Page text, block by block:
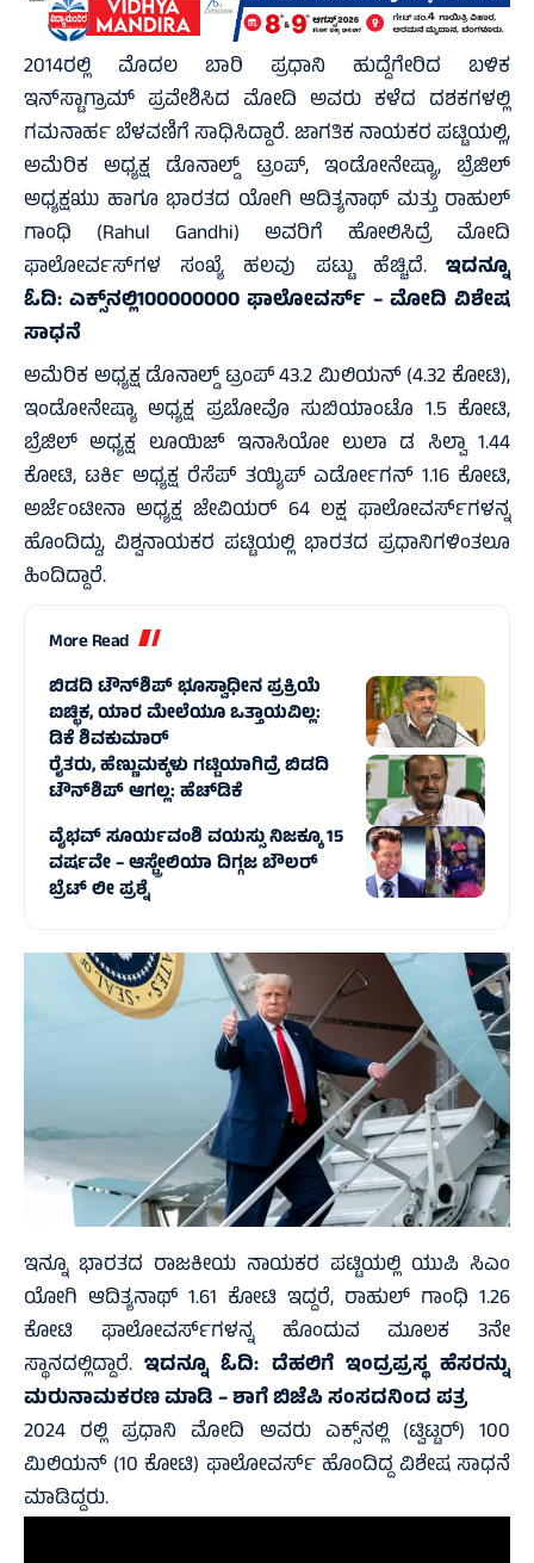
2014ರಲ್ಲಿ ಮೊದಲ ಬಾರಿ ಪ್ರಧಾನಿ ಹುದ್ದೆಗೇರಿದ ಬಳಿಕ
ಇನ್‌ಸ್ಟಾಗ್ರಾಮ್‌ ಪ್ರವೇಶಿಸಿದ ಮೋದಿ ಅವರು ಕಳೆದ ದಶಕಗಳಲ್ಲಿ
ಗಮನಾರ್ಹ ಬೆಳವಣಿಗೆ ಸಾಧಿಸಿದ್ದಾರೆ. ಜಾಗತಿಕ ನಾಯಕರ ಪಟ್ಟಿಯಲ್ಲಿ,
ಅಮೆರಿಕ ಅಧ್ಯಕ್ಷ ಡೊನಾಲ್ಡ್‌ ಟ್ರಂಪ್‌, ಇಂಡೋನೇಷ್ಯಾ, ಬ್ರೆಜಿಲ್‌
ಅಧ್ಯಕ್ಷಋು ಹಾಗೂ ಭಾರತದ ಯೋಗಿ ಆದಿತ್ಯನಾಥ್‌ ಮತ್ತು ರಾಹುಲ್‌
ಗಾಂಧಿ (Rahul Gandhi) ಅವರಿಗೆ ಹೋಲಿಸಿದ್ರೆ ಮೋದಿ
ಫಾಲೋರ್ವಸ್‌ಗಳ ಸಂಖ್ಯೆ ಹಲವು ಪಟ್ಟು ಹೆಚ್ಚಿದೆ. ಇದನ್ನೂ
ಓದಿ:ಎಕ್ಸ್‌ನಲ್ಲಿ100000000 ಫಾಲೋವರ್ಸ್‌ – ಮೋದಿ ವಿಶೇಷ
ಸಾಧನೆ
ಅಮೆರಿಕ ಅಧ್ಯಕ್ಷ ಡೊನಾಲ್ಡ್‌ ಟ್ರಂಪ್‌ 43.2 ಮಿಲಿಯನ್ (4.32 ಕೋಟಿ),
ಇಂಡೋನೇಷ್ಯಾ ಅಧ್ಯಕ್ಷ ಪ್ರಬೋವೊ ಸುಬಿಯಾಂಟೊ 1.5 ಕೋಟಿ,
ಬ್ರೆಜಿಲ್‌ ಅಧ್ಯಕ್ಷ ಲೂಯಿಜ್‌ ಇನಾಸಿಯೋ ಲುಲಾ ಡ ಸಿಲ್ವಾ 1.44
ಕೋಟಿ, ಟರ್ಕಿ ಅಧ್ಯಕ್ಷ ರೆಸೆಪ್‌ ತಯ್ಯಿಪ್‌ ಎರ್ಡೋಗನ್‌ 1.16 ಕೋಟಿ,
ಅರ್ಜೆಂಟೀನಾ ಅಧ್ಯಕ್ಷ ಜೇವಿಯರ್‌ 64 ಲಕ್ಷ ಫಾಲೋವರ್ಸ್‌ಗಳನ್ನ
ಹೊಂದಿದ್ದು, ವಿಶ್ವನಾಯಕರ ಪಟ್ಟಿಯಲ್ಲಿ ಭಾರತದ ಪ್ರಧಾನಿಗಳಿಂತಲೂ
ಹಿಂದಿದ್ದಾರೆ.
More Read
ಬಿಡದಿ ಟೌನ್‌ಶಿಪ್‌ ಭೂಸ್ವಾಧೀನ ಪ್ರಕ್ರಿಯೆ
ಐಚ್ಛಿಕ, ಯಾರ ಮೇಲೆಯೂ ಒತ್ತಾಯವಿಲ್ಲ:
ಡಿಕೆ ಶಿವಕುಮಾರ್‌
ರೈತರು, ಹೆಣ್ಣುಮಕ್ಕಳು ಗಟ್ಟಿಯಾಗಿದ್ರೆ ಬಿಡದಿ
ಟೌನ್‌ಶಿಪ್ ಆಗಲ್ಲ: ಹೆಚ್‌ಡಿಕೆ
ವೈಭವ್ ಸೂರ್ಯವಂಶಿ ವಯಸ್ಸು ನಿಜಕ್ಕೂ 15
ವರ್ಷವೇ – ಆಸ್ಟ್ರೇಲಿಯಾ ದಿಗ್ಗಜ ಬೌಲರ್
ಬ್ರೆಟ್ ಲೀ ಪ್ರಶ್ನೆ
ಇನ್ನೂ ಭಾರತದ ರಾಜಕೀಯ ನಾಯಕರ ಪಟ್ಟಿಯಲ್ಲಿ ಯುಪಿ ಸಿಎಂ
ಯೋಗಿ ಆದಿತ್ಯನಾಥ್‌ 1.61 ಕೋಟಿ ಇದ್ದರೆ, ರಾಹುಲ್‌ ಗಾಂಧಿ 1.26
ಕೋಟಿ ಫಾಲೋವರ್ಸ್‌ಗಳನ್ನ ಹೊಂದುವ ಮೂಲಕ 3ನೇ
ಸ್ಥಾನದಲ್ಲಿದ್ದಾರೆ.ಇದನ್ನೂ ಓದಿ: ದೆಹಲಿಗೆ ಇಂದ್ರಪ್ರಸ್ಥ ಹೆಸರನ್ನು
ಮರುನಾಮಕರಣ ಮಾಡಿ – ಶಾಗೆ ಬಿಜೆಪಿ ಸಂಸದನಿಂದ ಪತ್ರ
2024 ರಲ್ಲಿ ಪ್ರಧಾನಿ ಮೋದಿ ಅವರು ಎಕ್ಸ್‌ನಲ್ಲಿ (ಟ್ವಿಟ್ಟರ್‌) 100
ಮಿಲಿಯನ್‌ (10 ಕೋಟಿ) ಫಾಲೋವರ್ಸ್‌ ಹೊಂದಿದ್ದ ವಿಶೇಷ ಸಾಧನೆ
ಮಾಡಿದ್ದರು.